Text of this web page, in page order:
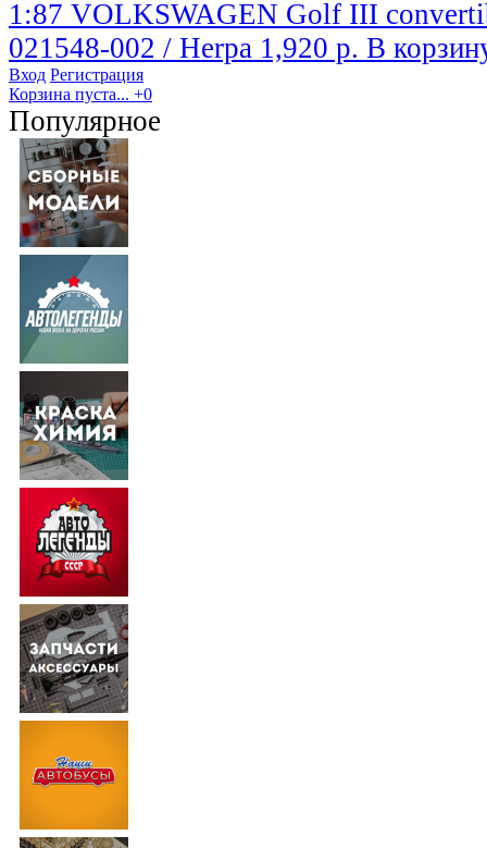
1:87 VOLKSWAGEN Golf III
021548-002 / Herpa 1,920 р. В
Вход Регистрация
Корзина пуста... +0
Популярное